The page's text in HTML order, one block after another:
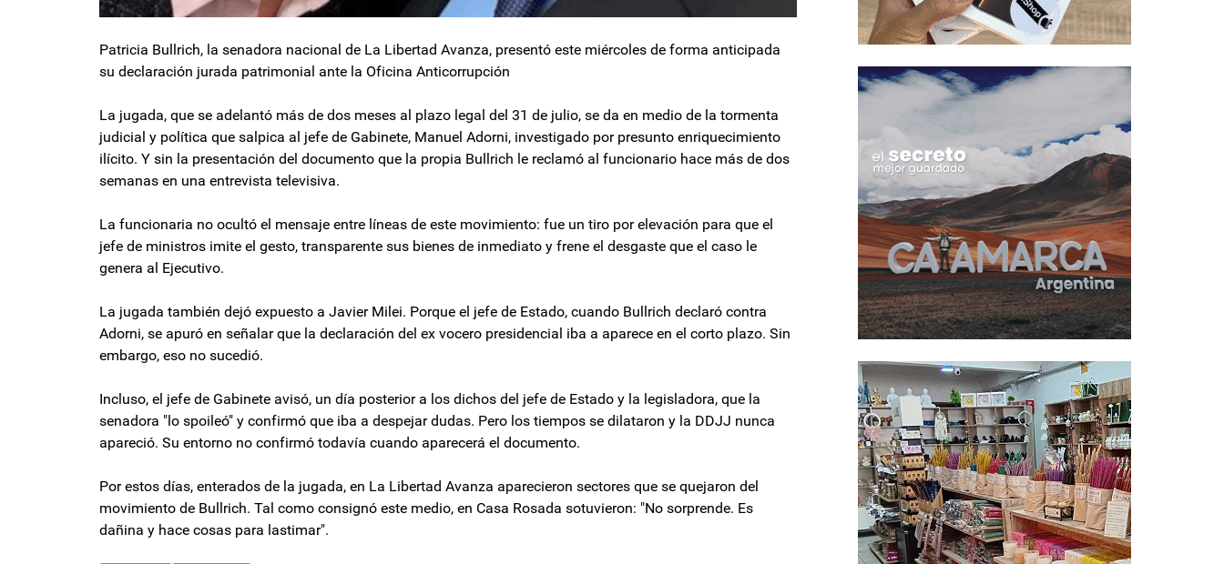
Patricia Bullrich, la senadora nacional de La Libertad Avanza, presentó este miércoles de forma anticipada
su declaración jurada patrimonial ante la Oficina Anticorrupción
La jugada, que se adelantó más de dos meses al plazo legal del 31 de julio, se da en medio de la tormenta
judicial y política que salpica al jefe de Gabinete, Manuel Adorni, investigado por presunto enriquecimiento
ilícito. Y sin la presentación del documento que la propia Bullrich le reclamó al funcionario hace más de dos
semanas en una entrevista televisiva.
La funcionaria no ocultó el mensaje entre líneas de este movimiento: fue un tiro por elevación para que el
jefe de ministros imite el gesto, transparente sus bienes de inmediato y frene el desgaste que el caso le
genera al Ejecutivo.
La jugada también dejó expuesto a Javier Milei. Porque el jefe de Estado, cuando Bullrich declaró contra
Adorni, se apuró en señalar que la declaración del ex vocero presidencial iba a aparece en el corto plazo. Sin
embargo, eso no sucedió.
Incluso, el jefe de Gabinete avisó, un día posterior a los dichos del jefe de Estado y la legisladora, que la
senadora "lo spoileó" y confirmó que iba a despejar dudas. Pero los tiempos se dilataron y la DDJJ nunca
apareció. Su entorno no confirmó todavía cuando aparecerá el documento.
Por estos días, enterados de la jugada, en La Libertad Avanza aparecieron sectores que se quejaron del
movimiento de Bullrich. Tal como consignó este medio, en Casa Rosada sotuvieron: "No sorprende. Es
dañina y hace cosas para lastimar".